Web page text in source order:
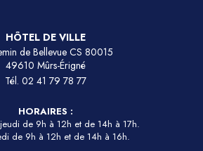
HÔTEL DE VILLE
de Bellevue CS 80015
49610 Mûrs-Érigné
Tél. 02 41 79 78 77
HORAIRES :
de 9h à 12h et de 14h à 17h.
de 9h à 12h et de 14h à 16h.